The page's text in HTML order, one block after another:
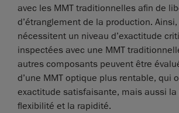
avec les MMT traditionnelles afin de
d’étranglement de la production.
nécessitent un niveau d’exactitude
inspectées avec une MMT
autres composants peuvent être
d’une MMT optique plus rentable, qui
exactitude satisfaisante, mais aussi
flexibilité et la rapidité.